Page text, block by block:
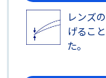
レンズ
げるこ
た。